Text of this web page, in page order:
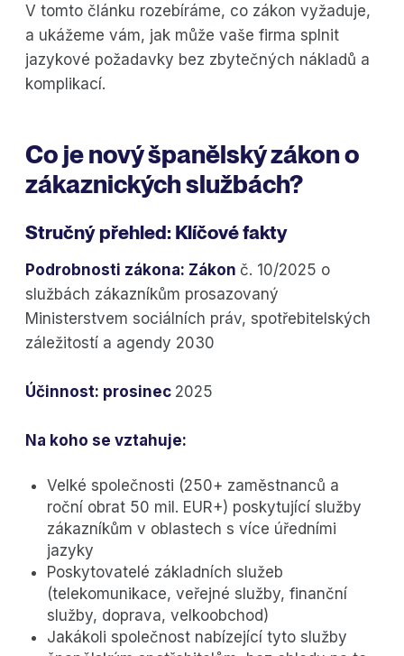
V tomto článku rozebíráme, co zákon vyžaduje,
a ukážeme vám, jak může vaše firma splnit
jazykové požadavky bez zbytečných nákladů a
komplikací.
Co je nový španělský zákon o
zákaznických službách?
Stručný přehled: Klíčové fakty
Podrobnosti zákona: Zákon č. 10/2025 o
službách zákazníkům prosazovaný
Ministerstvem sociálních práv, spotřebitelských
záležitostí a agendy 2030
Účinnost: prosinec 2025
Na koho se vztahuje:
Velké společnosti (250+ zaměstnanců a
roční obrat 50 mil. EUR+) poskytující služby
zákazníkům v oblastech s více úředními
jazyky
Poskytovatelé základních služeb
(telekomunikace, veřejné služby, finanční
služby, doprava, velkoobchod)
Jakákoli společnost nabízející tyto služby